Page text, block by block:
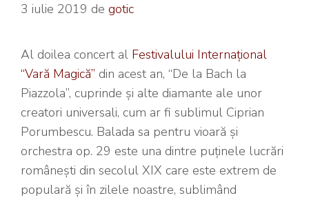
3 iulie 2019 de gotic
Al doilea concert al Festivalului Internațional
“Vară Magică” din acest an, “De la Bach la
Piazzola”, cuprinde și alte diamante ale unor
creatori universali, cum ar fi sublimul Ciprian
Porumbescu. Balada sa pentru vioară și
orchestra op. 29 este una dintre puținele lucrări
românești din secolul XIX care este extrem de
populară și în zilele noastre, sublimând